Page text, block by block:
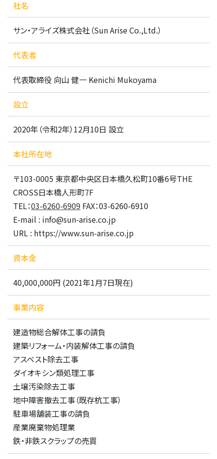
社名
サン・アライズ株式会社（Sun Arise Co.,Ltd.）
代表者
代表取締役 向山 健一 Kenichi Mukoyama
設立
2020年（令和2年）12月10日 設立
本社所在地
〒103-0005 東京都中央区日本橋久松町10番6号THE
CROSS日本橋人形町7F
TEL：03-6260-6909 FAX：03-6260-6910
E-mail : info@sun-arise.co.jp
URL : https://www.sun-arise.co.jp
資本金
40,000,000円 (2021年1月7日現在)
事業内容
建造物総合解体工事の請負
建築リフォーム・内装解体工事の請負
アスベスト除去工事
ダイオキシン類処理工事
土壌汚染除去工事
地中障害撤去工事（既存杭工事）
駐車場舗装工事の請負
産業廃棄物処理業
鉄・非鉄スクラップの売買